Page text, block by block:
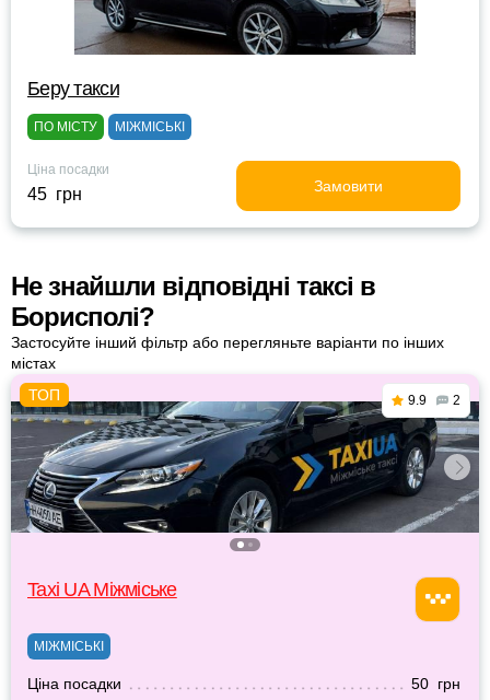
Беру такси
ПО МІСТУ МІЖМІСЬКІ
Ціна посадки
45 грн Замовити
Не знайшли відповідні таксі в
Борисполі?
Застосуйте інший фільтр або перегляньте варіанти по інших
містах
9.9 2
Taxi UA Міжміське
МІЖМІСЬКІ
Ціна посадки 50 грн